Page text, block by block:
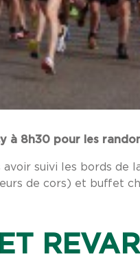
à 8h30 pour les
avoir suivi les bords de
de cors) et buffet